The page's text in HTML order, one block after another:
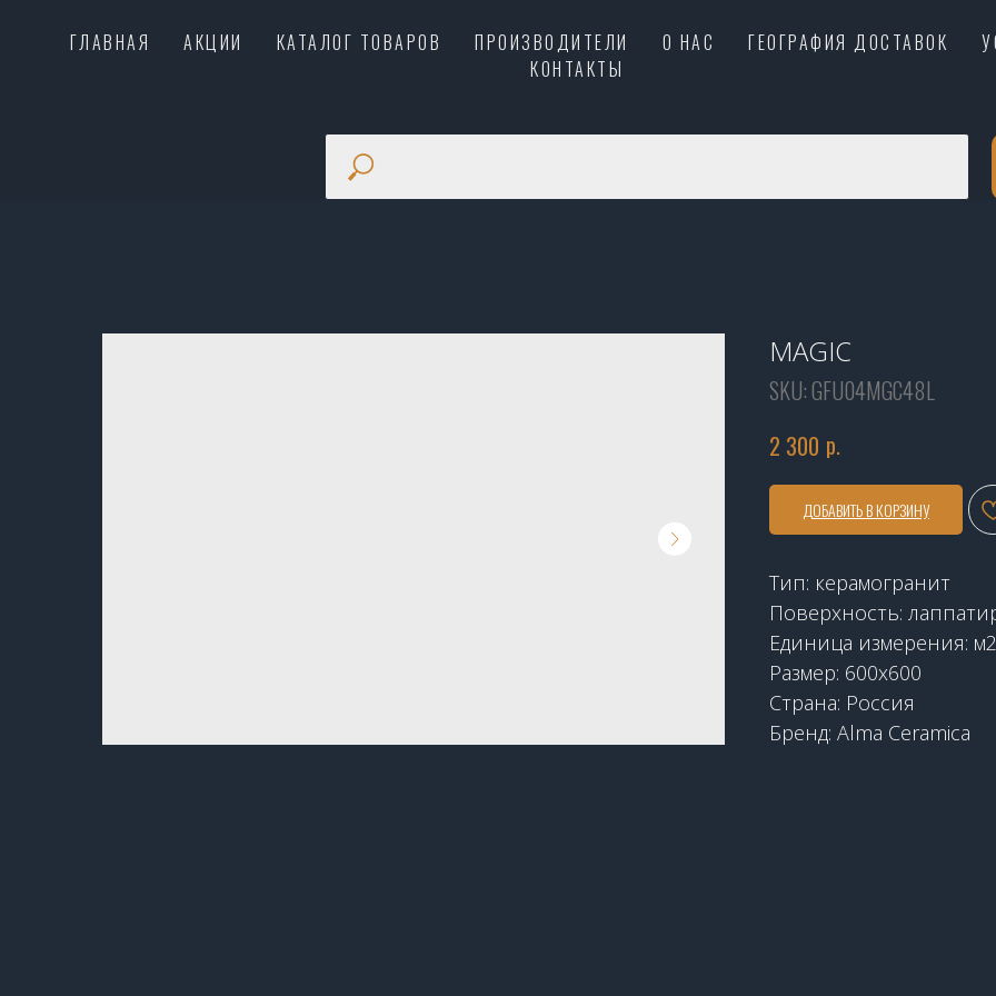
ГЛАВНАЯ АКЦИИ КАТАЛОГ ТОВАРОВ ПРОИЗВОДИТЕЛИ О НАС ГЕОГРАФИЯ ДОСТАВОК
КОНТАКТЫ
MAGIC
SKU:GFU04MGC48L
2 300 р.
ДОБАВИТЬ В КОРЗИНУ
Тип: керамогранит
Поверхность:
Единица измерения: м2
Размер: 600x600
Страна: Россия
Бренд: Alma Ceramica